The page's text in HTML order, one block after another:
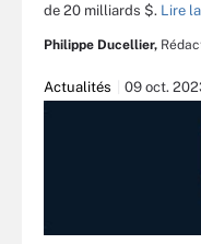
de 20 milliards $. Lire
Philippe Ducellier,
Actualités 09 oct.